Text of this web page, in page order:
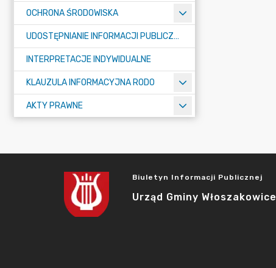
OCHRONA ŚRODOWISKA
UDOSTĘPNIANIE INFORMACJI PUBLICZNEJ
INTERPRETACJE INDYWIDUALNE
KLAUZULA INFORMACYJNA RODO
AKTY PRAWNE
Biuletyn Informacji Publicznej
Urząd Gminy Włoszakowice